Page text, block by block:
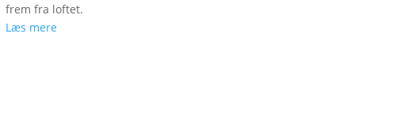
frem fra loftet.
Læs mere